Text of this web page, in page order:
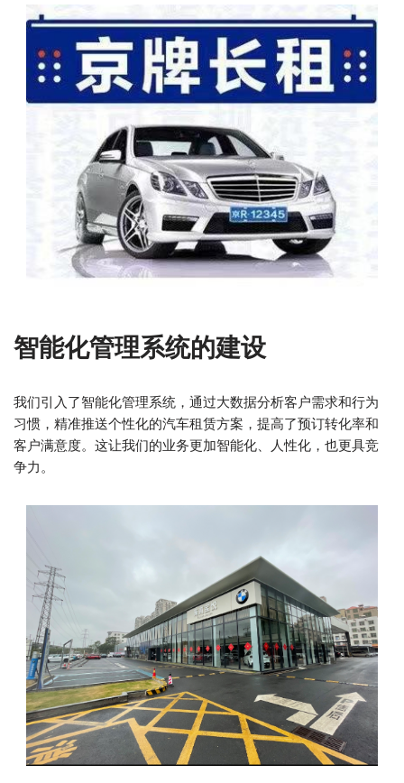
智能化管理系统的建设
我们引入了智能化管理系统，通过大数据分析客户需求和行为
习惯，精准推送个性化的汽车租赁方案，提高了预订转化率和
客户满意度。这让我们的业务更加智能化、人性化，也更具竞
争力。